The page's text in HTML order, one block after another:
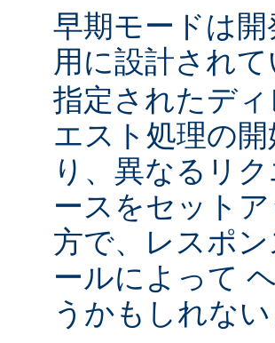
早期モードは
用に設計され
指定されたデ
エスト処理の
り、異なるリ
ースをセット
方で、レスポ
ールによって
うかもしれな